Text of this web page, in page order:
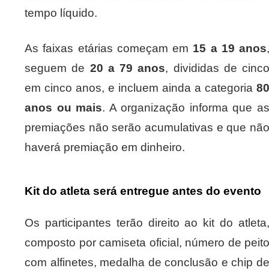
tempo líquido.
As faixas etárias começam em 15 a 19 anos,
seguem de 20 a 79 anos, divididas de cinco
em cinco anos, e incluem ainda a categoria 80
anos ou mais. A organização informa que
premiações não serão acumulativas e que não
haverá premiação em dinheiro.
Kit do atleta será entregue antes do evento
Os participantes terão direito ao kit do atleta,
composto por camiseta oficial, número de peito
com alfinetes, medalha de conclusão e chip de